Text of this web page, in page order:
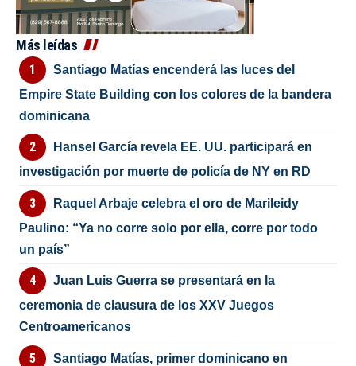
Más leídas
Santiago Matías encenderá las luces del
Empire State Building con los colores de la bandera
dominicana
Hansel García revela EE. UU. participará en
investigación por muerte de policía de NY en RD
Raquel Arbaje celebra el oro de Marileidy
Paulino: “Ya no corre solo por ella, corre por todo
un país”
Juan Luis Guerra se presentará en la
ceremonia de clausura de los XXV Juegos
Centroamericanos
Santiago Matías, primer dominicano en